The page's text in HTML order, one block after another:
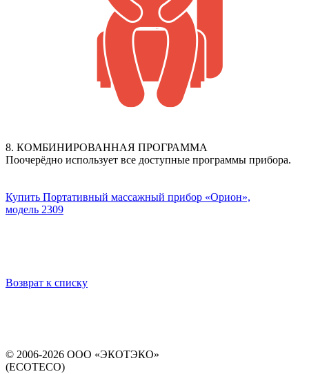
8. КОМБИНИРОВАННАЯ ПРОГРАММА
Поочерёдно использует все доступные программы прибора.
Купить Портативный массажный прибор «Орион»,
модель 2309
Возврат к списку
© 2006-2026 ООО «ЭКОТЭКО»
(ECOTECO)